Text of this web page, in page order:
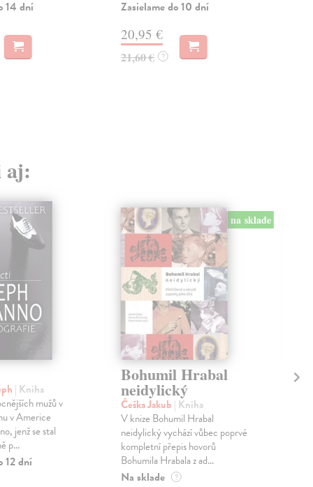
14 dní Zasielame do 10 dní
20,95 €
21,60 € ?
aj:
| Kniha
mužů v
v Americe
jenž se stal
p...
12 dní
na sklade
Bohumil Hrabal
neidylický
Češka Jakub | Kniha
V knize Bohumil Hrabal
neidylický vychází vůbec poprvé
kompletní přepis hovorů
Bohumila Hrabala z ad...
Na sklade ?